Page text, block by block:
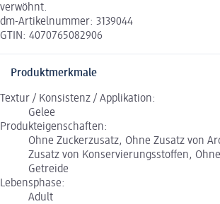
verwöhnt.
dm-Artikelnummer: 3139044
GTIN: 4070765082906
Produktmerkmale
Textur / Konsistenz / Applikation:
Gelee
Produkteigenschaften:
Ohne Zuckerzusatz, Ohne Zusatz von
Zusatz von Konservierungsstoffen,
Getreide
Lebensphase:
Adult